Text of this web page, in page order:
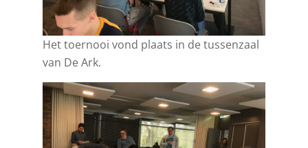
Het toernooi vond plaats in de tussenzaal
van De Ark.